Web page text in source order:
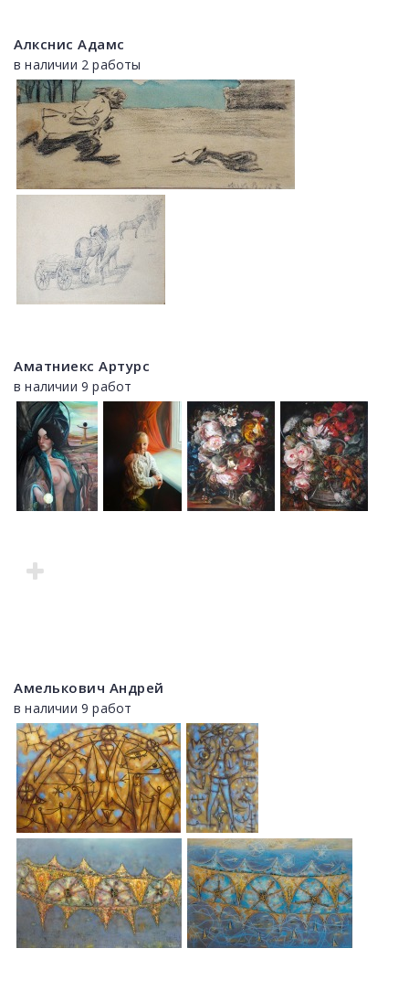
Алкснис Адамс
в наличии 2 работы
Аматниекс Артурс
в наличии 9 работ
Амелькович Андрей
в наличии 9 работ